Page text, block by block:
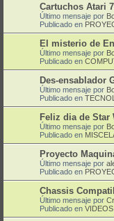
Cartuchos Atari
Último mensaje por
Publicado en
El misterio de
Último mensaje por
Publicado en
Des-ensablador
Último mensaje por
Publicado en
Feliz dia de Star
Último mensaje por
Publicado en
Proyecto
Último mensaje por
Publicado en
Chassis
Último mensaje por
Publicado en